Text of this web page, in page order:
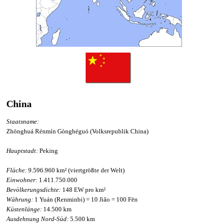
China
Staatsname:
Zhōnghuá Rénmín Gònghéguó (Volksrepublik China)
Hauptstadt: Peking
Fläche: 9.596.960 km² (viertgrößte der Welt)
Einwohner: 1.411.750.000
Bevölkerungsdichte: 148 EW pro km²
Währung: 1 Yuán (Renminbi) = 10 Jiǎo = 100 Fēn
Küstenlänge: 14.500 km
Ausdehnung Nord-Süd: 5.500 km